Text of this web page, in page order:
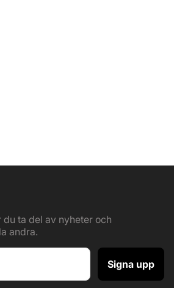
ta del av nyheter och
andra.
Signa upp